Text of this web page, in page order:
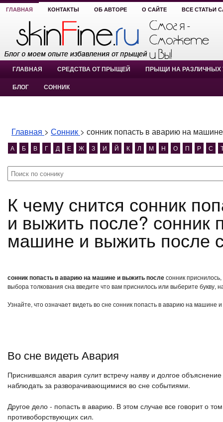
ГЛАВНАЯ КОНТАКТЫ ОБ АВТОРЕ О САЙТЕ ВСЕ СТАТЬИ
ГЛАВНАЯ СРЕДСТВА ОТ ПРЫЩЕЙ ПРЫЩИ НА РАЗЛИЧНЫХ
БЛОГ СОННИК
Главная > Сонник > сонник попасть в аварию на
А Б В Г Д Е Ж З И Й К Л М Н О П Р С
К чему снится сонник попасть в аварию на машине
и выжить после? сонник
машине и выжить после
сонник попасть в аварию на машине и выжить послесонник
выбора толкования сна введите что вам приснилось или выберите букву,
Узнайте, что означает видеть во сне сонник попасть в аварию на
Во сне видеть Авария
Приснившаяся авария сулит встречу наяву и долгое
наблюдать за разворачивающимися во сне событиями.
Другое дело - попасть в аварию. В этом случае все говорит о
противоборствующих сил.